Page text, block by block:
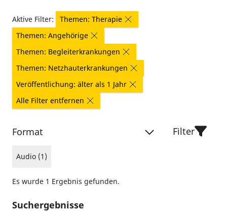
Aktive Filter:
Themen: Therapie
Themen: Angehörige
Themen: Begleiterkrankungen
Themen: Netzhauterkrankungen
Veröffentlichung: älter als 1 Jahr
Alle Filter entfernen
Format
Audio (1)
Filter
Es wurde 1 Ergebnis gefunden.
Suchergebnisse